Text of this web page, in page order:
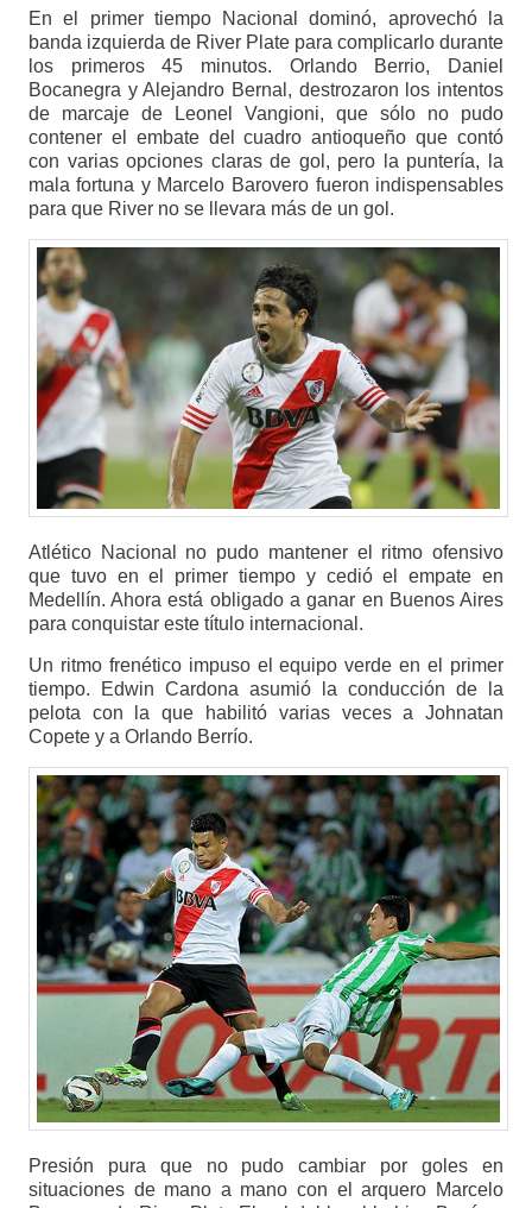
En el primer tiempo Nacional dominó, aprovechó la
banda izquierda de River Plate para complicarlo durante
los primeros 45 minutos. Orlando Berrio, Daniel
Bocanegra y Alejandro Bernal, destrozaron los intentos
de marcaje de Leonel Vangioni, que sólo no pudo
contener el embate del cuadro antioqueño que contó
con varias opciones claras de gol, pero la puntería, la
mala fortuna y Marcelo Barovero fueron indispensables
para que River no se llevara más de un gol.
Atlético Nacional no pudo mantener el ritmo ofensivo
que tuvo en el primer tiempo y cedió el empate en
Medellín. Ahora está obligado a ganar en Buenos Aires
para conquistar este título internacional.
Un ritmo frenético impuso el equipo verde en el primer
tiempo. Edwin Cardona asumió la conducción de la
pelota con la que habilitó varias veces a Johnatan
Copete y a Orlando Berrío.
Presión pura que no pudo cambiar por goles en
situaciones de mano a mano con el arquero Marcelo